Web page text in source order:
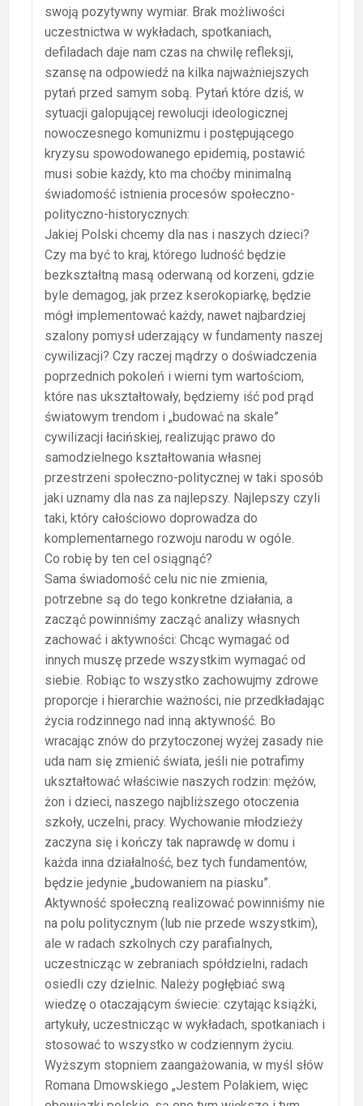
swoją pozytywny wymiar. Brak możliwości
uczestnictwa w wykładach, spotkaniach,
defiladach daje nam czas na chwilę refleksji,
szansę na odpowiedź na kilka najważniejszych
pytań przed samym sobą. Pytań które dziś, w
sytuacji galopującej rewolucji ideologicznej
nowoczesnego komunizmu i postępującego
kryzysu spowodowanego epidemią, postawić
musi sobie każdy, kto ma choćby minimalną
świadomość istnienia procesów społeczno-
polityczno-historycznych:
Jakiej Polski chcemy dla nas i naszych dzieci?
Czy ma być to kraj, którego ludność będzie
bezkształtną masą oderwaną od korzeni, gdzie
byle demagog, jak przez kserokopiarkę, będzie
mógł implementować każdy, nawet najbardziej
szalony pomysł uderzający w fundamenty naszej
cywilizacji? Czy raczej mądrzy o doświadczenia
poprzednich pokoleń i wierni tym wartościom,
które nas ukształtowały, będziemy iść pod prąd
światowym trendom i „budować na skale”
cywilizacji łacińskiej, realizując prawo do
samodzielnego kształtowania własnej
przestrzeni społeczno-politycznej w taki sposób
jaki uznamy dla nas za najlepszy. Najlepszy czyli
taki, który całościowo doprowadza do
komplementarnego rozwoju narodu w ogóle.
Co robię by ten cel osiągnąć?
Sama świadomość celu nic nie zmienia,
potrzebne są do tego konkretne działania, a
zacząć powinniśmy zacząć analizy własnych
zachować i aktywności: Chcąc wymagać od
innych muszę przede wszystkim wymagać od
siebie. Robiąc to wszystko zachowujmy zdrowe
proporcje i hierarchie ważności, nie przedkładając
życia rodzinnego nad inną aktywność. Bo
wracając znów do przytoczonej wyżej zasady nie
uda nam się zmienić świata, jeśli nie potrafimy
ukształtować właściwie naszych rodzin: mężów,
żon i dzieci, naszego najbliższego otoczenia
szkoły, uczelni, pracy. Wychowanie młodzieży
zaczyna się i kończy tak naprawdę w domu i
każda inna działalność, bez tych fundamentów,
będzie jedynie „budowaniem na piasku”.
Aktywność społeczną realizować powinniśmy nie
na polu politycznym (lub nie przede wszystkim),
ale w radach szkolnych czy parafialnych,
uczestnicząc w zebraniach spółdzielni, radach
osiedli czy dzielnic. Należy pogłębiać swą
wiedzę o otaczającym świecie: czytając książki,
artykuły, uczestnicząc w wykładach, spotkaniach i
stosować to wszystko w codziennym życiu.
Wyższym stopniem zaangażowania, w myśl słów
Romana Dmowskiego „Jestem Polakiem, więc